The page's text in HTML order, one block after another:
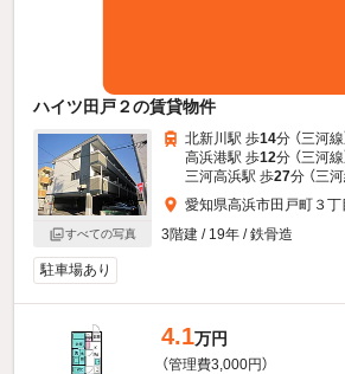
ハイツ田戸２の賃貸物件
すべての写真
北新川駅 歩14分 （三河線
高浜港駅 歩12分 （三河線
三河高浜駅 歩27分 （三河
愛知県高浜市田戸町３丁
3階建 / 19年 / 鉄骨造
駐車場あり
4.1万円
（管理費3,000円）